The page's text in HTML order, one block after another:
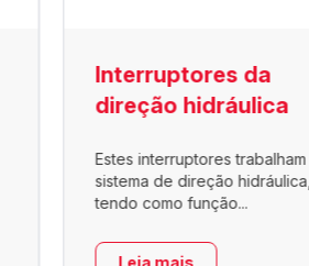
Interruptores da
direção hidráulica
Estes interruptores
sistema de direção
tendo como função...